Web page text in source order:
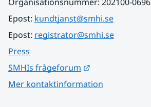
Epost: kundtjanst@smhi.se
Epost: registrator@smhi.se
Press
SMHIs frågeforum
Mer kontaktinformation